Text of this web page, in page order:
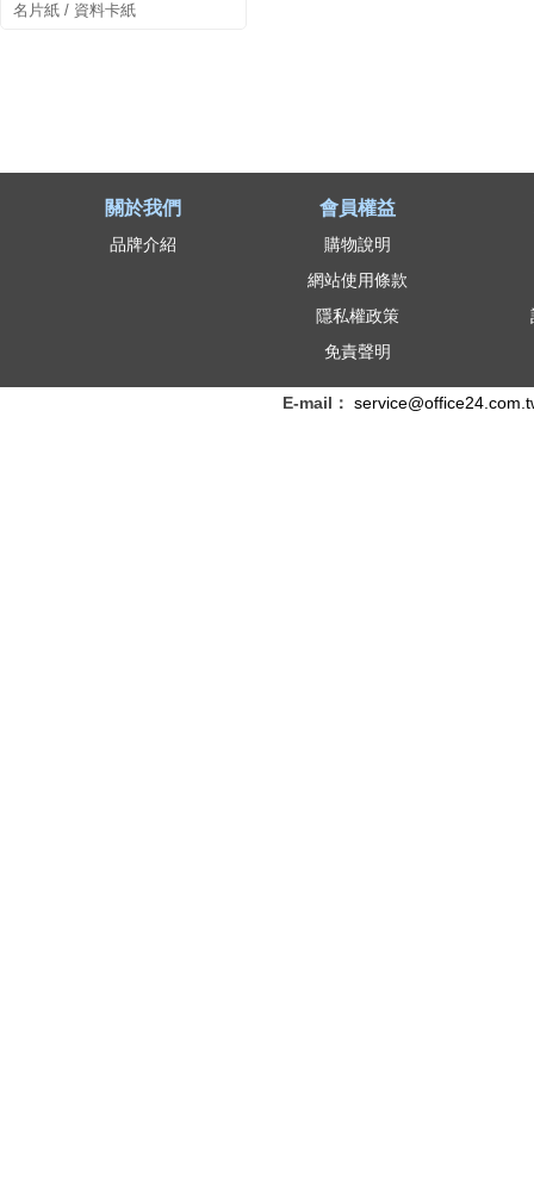
名片紙 / 資料卡紙
關於我們
品牌介紹
會員權益
購物說明
網站使用條款
隱私權政策
免責聲明
E-mail：